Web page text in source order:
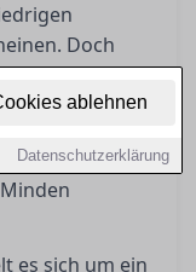
ablehnen
Datenschutzerklärung
Doch
Für wen sind
Risiken
fragen,
zu Ihrer
es sich um ein